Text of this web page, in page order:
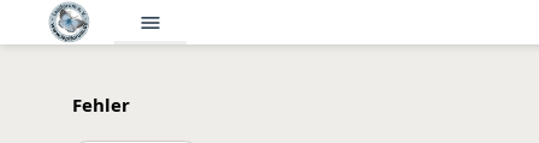
menu
Fehler